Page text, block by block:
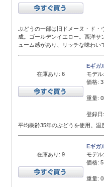
ぶどうの一部は旧ドメーヌ・ド・
成。ゴールデンイエロー。西洋
ューム感があり、リッチな味わい
在庫あり: 6
Eギガ
モデル:
価格:
重量:
登録
平均樹齢35年のぶどうを使用。
在庫あり: 9
Eギガ
モデル:
価格:
重量: